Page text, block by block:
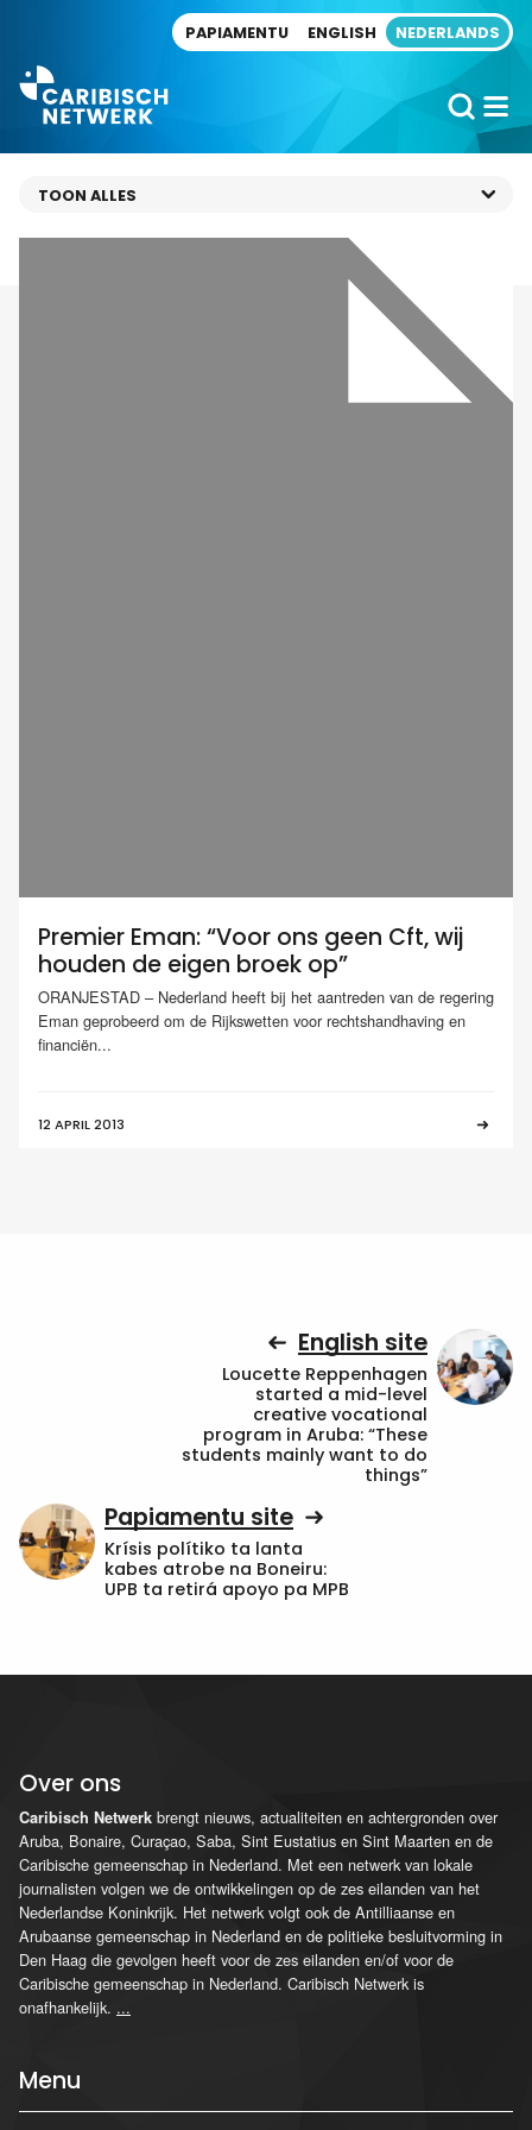
PAPIAMENTU ENGLISH NEDERLANDS
Premier Eman: “Voor ons geen Cft, wij
houden de eigen broek op”
ORANJESTAD – Nederland heeft bij het aantreden van de regering
Eman geprobeerd om de Rijkswetten voor rechtshandhaving en
financiën...
12 APRIL 2013
English site
Loucette Reppenhagen
started a mid-level
creative vocational
program in Aruba: “These
students mainly want to do
things”
Papiamentu site
Krísis polítiko ta lanta
kabes atrobe na Boneiru:
UPB ta retirá apoyo pa MPB
Over ons
Caribisch Netwerk brengt nieuws, actualiteiten en achtergronden over
Aruba, Bonaire, Curaçao, Saba, Sint Eustatius en Sint Maarten en de
Caribische gemeenschap in Nederland. Met een netwerk van lokale
journalisten volgen we de ontwikkelingen op de zes eilanden van het
Nederlandse Koninkrijk. Het netwerk volgt ook de Antilliaanse en
Arubaanse gemeenschap in Nederland en de politieke besluitvorming in
Den Haag die gevolgen heeft voor de zes eilanden en/of voor de
Caribische gemeenschap in Nederland. Caribisch Netwerk is
onafhankelijk. ...
Menu